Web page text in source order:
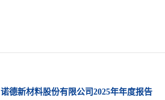
诺德新材料股份有限公司2025年年度报告